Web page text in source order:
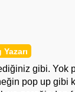
gibi. Yok
pop up gibi